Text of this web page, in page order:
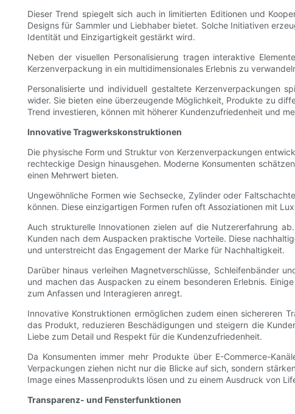
Dieser Trend spiegelt sich auch in limitierten Editionen und
Designs für Sammler und Liebhaber bietet. Solche Initiativen
Identität und Einzigartigkeit gestärkt wird.
Neben der visuellen Personalisierung tragen interaktive
Kerzenverpackung in ein multidimensionales Erlebnis zu
Personalisierte und individuell gestaltete Kerzenverpackungen
wider. Sie bieten eine überzeugende Möglichkeit, Produkte zu
Trend investieren, können mit höherer Kundenzufriedenheit und
Innovative Tragwerkskonstruktionen
Die physische Form und Struktur von Kerzenverpackungen
rechteckige Design hinausgehen. Moderne Konsumenten
einen Mehrwert bieten.
Ungewöhnliche Formen wie Sechsecke, Zylinder oder
können. Diese einzigartigen Formen rufen oft Assoziationen mit
Auch strukturelle Innovationen zielen auf die Nutzererfahrung
Kunden nach dem Auspacken praktische Vorteile. Diese
und unterstreicht das Engagement der Marke für Nachhaltigkeit.
Darüber hinaus verleihen Magnetverschlüsse, Schleifenbänder
und machen das Auspacken zu einem besonderen Erlebnis.
zum Anfassen und Interagieren anregt.
Innovative Konstruktionen ermöglichen zudem einen sichereren
das Produkt, reduzieren Beschädigungen und steigern die
Liebe zum Detail und Respekt für die Kundenzufriedenheit.
Da Konsumenten immer mehr Produkte über E-Commerce-
Verpackungen ziehen nicht nur die Blicke auf sich, sondern
Image eines Massenprodukts lösen und zu einem Ausdruck von
Transparenz- und Fensterfunktionen